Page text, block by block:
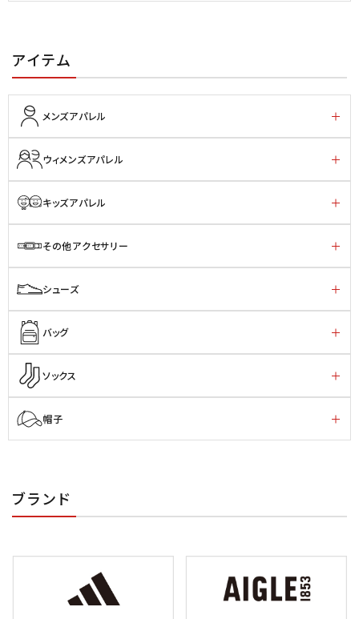
アイテム
メンズアパレル
ウィメンズアパレル
キッズアパレル
その他アクセサリー
シューズ
バッグ
ソックス
帽子
ブランド